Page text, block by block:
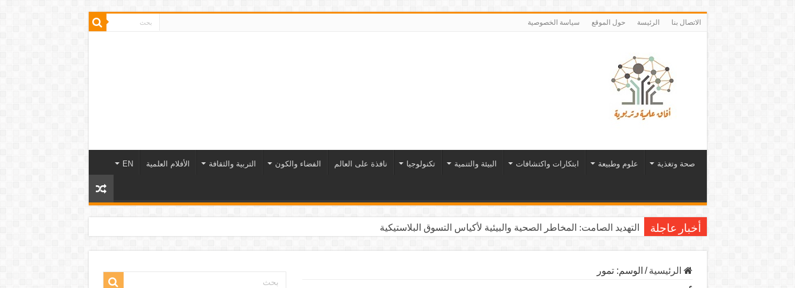
الاتصال بنا الرئيسة حول الموقع سياسة الخصوصية
صحة وتغذية علوم وطبيعة ابتكارات واكتشافات البيئة والتنمية تكنولوجيا نافذة على العالم الفضاء والكون التربية والثقافة الأفلام العلمية EN
أخبار عاجلة التهديد الصامت: المخاطر الصحية والبيئية لأكياس التسوق البلاستيكية
الرئيسية / الوسم:تمور